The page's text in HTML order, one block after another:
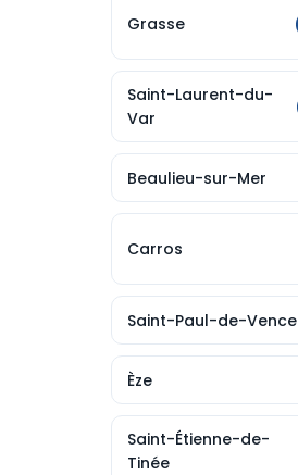
Grasse
Saint-Laurent-du-
Var
Beaulieu-sur-Mer
Carros
Saint-Paul-de-Vence
Èze
Saint-Étienne-de-
Tinée